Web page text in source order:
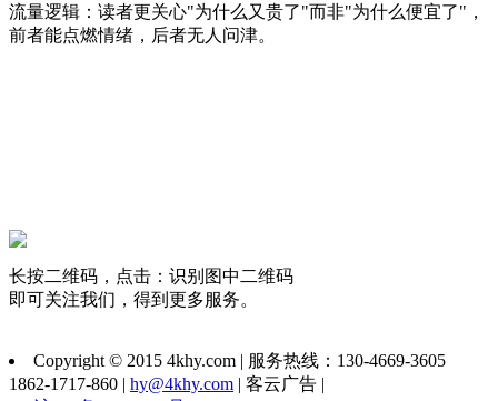
流量逻辑：读者更关心"为什么又贵了"而非"为什么便宜了"，
前者能点燃情绪，后者无人问津。
长按二维码，点击：识别图中二维码
即可关注我们，得到更多服务。
Copyright © 2015 4khy.com | 服务热线：130-4669-3605
1862-1717-860 | hy@4khy.com | 客云广告 |